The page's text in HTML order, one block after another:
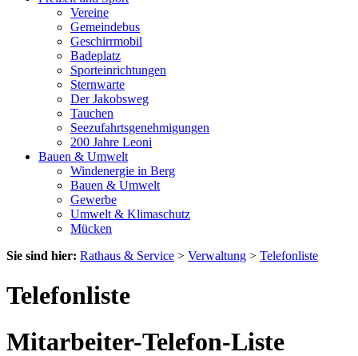
Vereine
Gemeindebus
Geschirrmobil
Badeplatz
Sporteinrichtungen
Sternwarte
Der Jakobsweg
Tauchen
Seezufahrtsgenehmigungen
200 Jahre Leoni
Bauen & Umwelt
Windenergie in Berg
Bauen & Umwelt
Gewerbe
Umwelt & Klimaschutz
Mücken
Sie sind hier: Rathaus & Service > Verwaltung > Telefonliste
Telefonliste
Mitarbeiter-Telefon-Liste